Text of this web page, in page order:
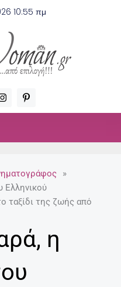
10:55 πμ
I
n
s
P
i
n
-
p
»
ταξίδι της ζωής από
η